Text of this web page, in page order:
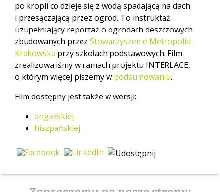
po kropli co dzieje się z wodą spadającą na dach
i przesączającą przez ogród. To instruktaż
uzupełniający reportaż o ogrodach deszczowych
zbudowanych przez Stowarzyszenie Metropolia
Krakowska przy szkołach podstawowych. Film
zrealizowaliśmy w ramach projektu INTERLACE,
o którym więcej piszemy w podsumowaniu.
Film dostępny jest także w wersji:
angielskiej
hiszpańskiej